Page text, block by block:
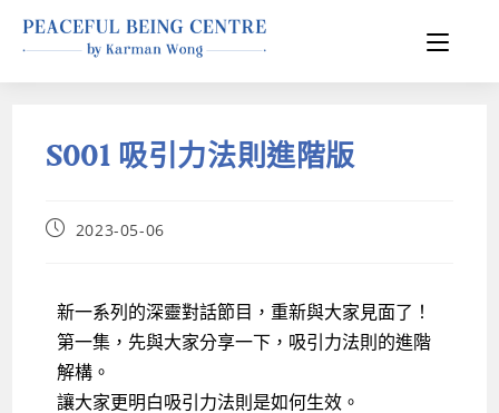
S001 吸引力法則進階版
2023-05-06
新一系列的深靈對話節目，重新與大家見面了！
第一集，先與大家分享一下，吸引力法則的進階
解構。
讓大家更明白吸引力法則是如何生效。